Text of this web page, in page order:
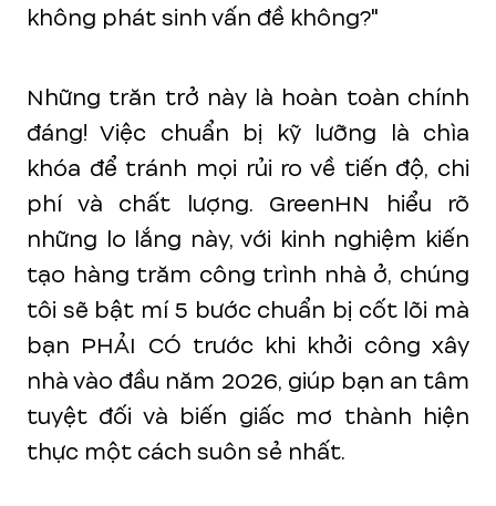
không phát sinh vấn đề không?"
Những trăn trở này là hoàn toàn chính
đáng! Việc chuẩn bị kỹ lưỡng là chìa
khóa để tránh mọi rủi ro về tiến độ, chi
phí và chất lượng. GreenHN hiểu rõ
những lo lắng này, với kinh nghiệm kiến
tạo hàng trăm công trình nhà ở, chúng
tôi sẽ bật mí 5 bước chuẩn bị cốt lõi mà
bạn PHẢI CÓ trước khi khởi công xây
nhà vào đầu năm 2026, giúp bạn an tâm
tuyệt đối và biến giấc mơ thành hiện
thực một cách suôn sẻ nhất.